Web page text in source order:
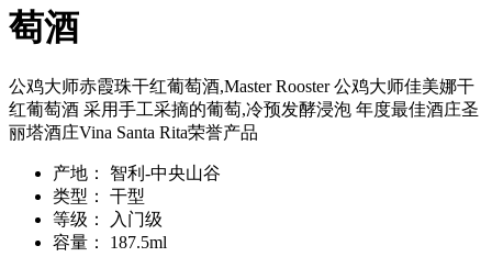
萄酒
公鸡大师赤霞珠干红葡萄酒,Master Rooster 公鸡大师佳美娜干
红葡萄酒 采用手工采摘的葡萄,冷预发酵浸泡 年度最佳酒庄圣
丽塔酒庄Vina Santa Rita荣誉产品
产地：
智利-中央山谷
类型：
干型
等级：
入门级
容量：
187.5ml